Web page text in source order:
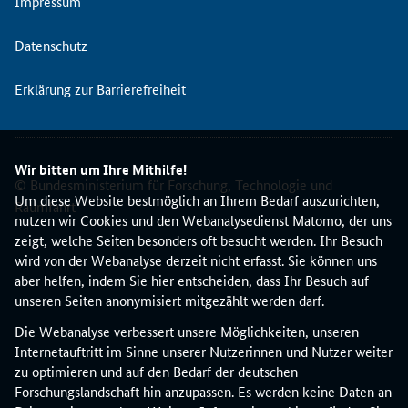
Wir bitten um Ihre Mithilfe!
Um diese Website bestmöglich an Ihrem Bedarf auszurichten,
nutzen wir Cookies und den Webanalysedienst Matomo, der uns
zeigt, welche Seiten besonders oft besucht werden. Ihr Besuch
wird von der Webanalyse derzeit nicht erfasst. Sie können uns
aber helfen, indem Sie hier entscheiden, dass Ihr Besuch auf
unseren Seiten anonymisiert mitgezählt werden darf.
Die Webanalyse verbessert unsere Möglichkeiten, unseren
Internetauftritt im Sinne unserer Nutzerinnen und Nutzer weiter
zu optimieren und auf den Bedarf der deutschen
Forschungslandschaft hin anzupassen. Es werden keine Daten an
b
i
e
n
e
r
e
n
g
l
s
c
h
s
Datenschutz
Erklärung zur Barrierefreiheit
© Bundesministerium für Forschung, Technologie und
Raumfahrt